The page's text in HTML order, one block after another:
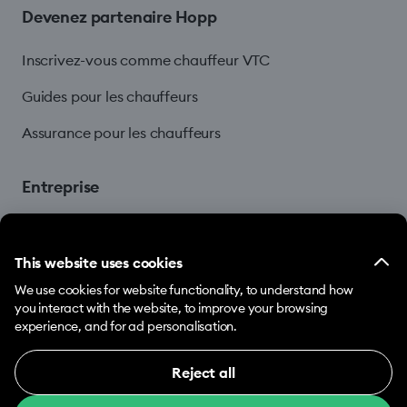
This website uses cookies
We use cookies for website functionality, to understand how
you interact with the website, to improve your browsing
experience, and for ad personalisation.
Reject all
Devenez partenaire Hopp
Inscrivez-vous comme chauffeur VTC
Guides pour les chauffeurs
Assurance pour les chauffeurs
Entreprise
© 2026 Hopp by Bolt Services US Inc.